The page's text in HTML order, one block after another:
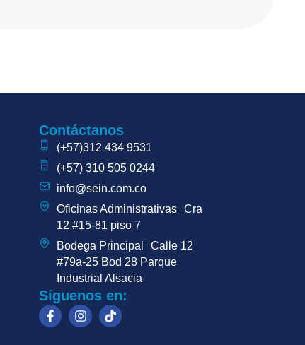
Contáctanos
(+57)312 434 9531
(+57) 310 505 0244
info@sein.com.co
Oficinas Administrativas Cra
12 #15-81 piso 7
Bodega Principal Calle 12
#79a-25 Bod 28 Parque
Industrial Alsacia
Síguenos en: